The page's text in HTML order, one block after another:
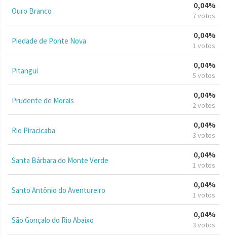
Ouro Branco
0,04%
7 votos
Piedade de Ponte Nova
0,04%
1 votos
Pitangui
0,04%
5 votos
Prudente de Morais
0,04%
2 votos
Rio Piracicaba
0,04%
3 votos
Santa Bárbara do Monte Verde
0,04%
1 votos
Santo Antônio do Aventureiro
0,04%
1 votos
São Gonçalo do Rio Abaixo
0,04%
3 votos